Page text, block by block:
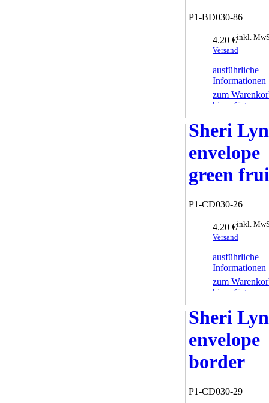
P1-BD030-86
4.20 €inkl.
Versand
ausführliche
Informationen
zum
hinzufügen
Sheri
envelope
green
P1-CD030-26
4.20 €inkl.
Versand
ausführliche
Informationen
zum
hinzufügen
Sheri
envelope
border
P1-CD030-29